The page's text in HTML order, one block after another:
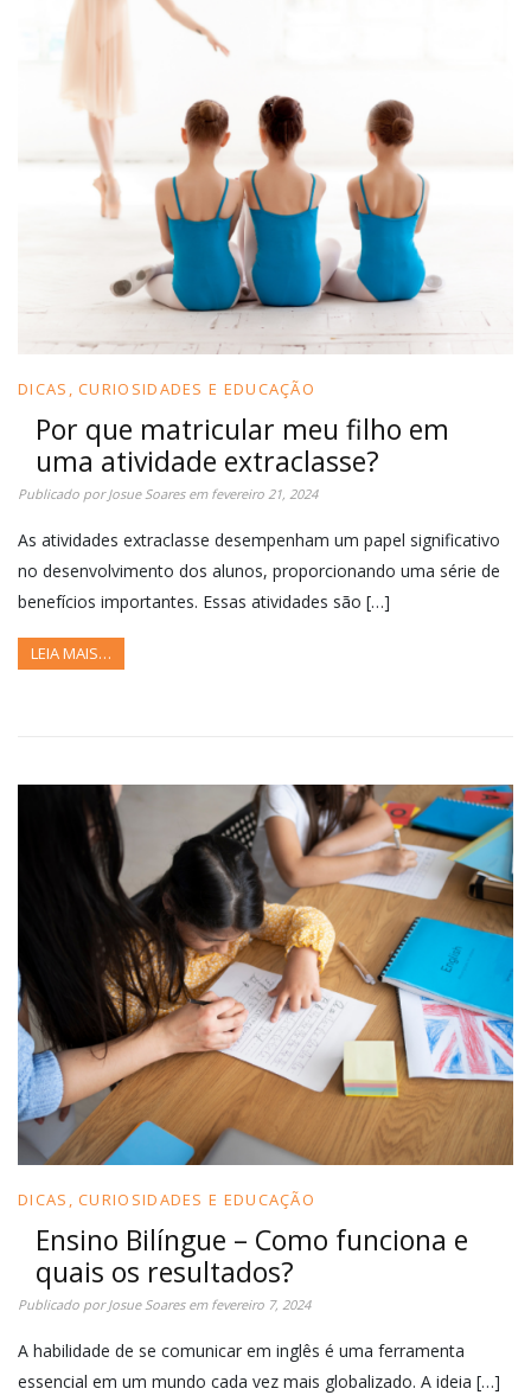
DICAS, CURIOSIDADES E EDUCAÇÃO
Por que matricular meu filho em
uma atividade extraclasse?
Publicado porJosue Soaresem fevereiro 21, 2024
As atividades extraclasse desempenham um papel significativo
no desenvolvimento dos alunos, proporcionando uma série de
benefícios importantes. Essas atividades são […]
LEIA MAIS…
DICAS, CURIOSIDADES E EDUCAÇÃO
Ensino Bilíngue – Como funciona e
quais os resultados?
Publicado porJosue Soaresem fevereiro 7, 2024
A habilidade de se comunicar em inglês é uma ferramenta
essencial em um mundo cada vez mais globalizado. A ideia […]